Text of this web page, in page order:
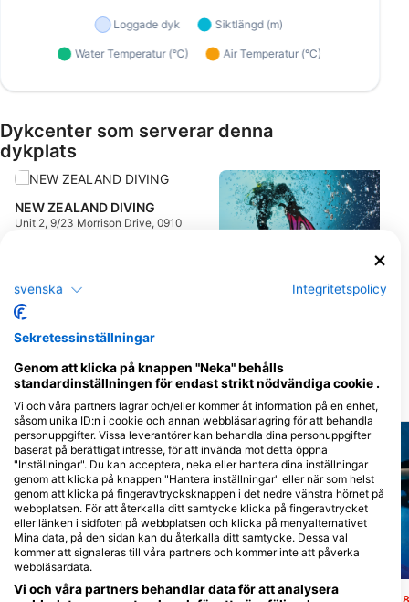
Dykcenter som serverar denna
dykplats
NEW ZEALAND DIVING
Unit 2, 9/23 Morrison Drive, 0910
Närliggande Dykplatser
Mares, Predrag Vuckovic
Flat Rock Fairchild Reef
svenska Integritetspolicy
Sekretessinställningar
Genom att klicka på knappen "Neka" behålls
standardinställningen för endast strikt nödvändiga cookie .
Vi och våra partners lagrar och/eller kommer åt information på en enhet,
såsom unika ID:n i cookie och annan webbläsarlagring för att behandla
personuppgifter. Vissa leverantörer kan behandla dina personuppgifter
baserat på berättigat intresse, för att invända mot detta öppna
"Inställningar". Du kan acceptera, neka eller hantera dina inställningar
genom att klicka på knappen "Hantera inställningar" eller när som helst
genom att klicka på fingeravtrycksknappen i det nedre vänstra hörnet på
webbplatsen. För att återkalla ditt samtycke klicka på fingeravtrycket
eller länken i sidfoten på webbplatsen och klicka på menyalternativet
Mina data, på den sidan kan du återkalla ditt samtycke. Dessa val
kommer att signaleras till våra partners och kommer inte att påverka
webbläsardata.
Vi och våra partners behandlar data för att analysera